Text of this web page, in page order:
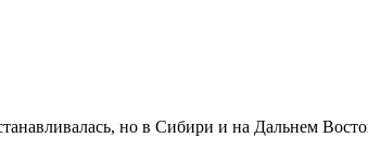
но в Сибири и на Дальнем